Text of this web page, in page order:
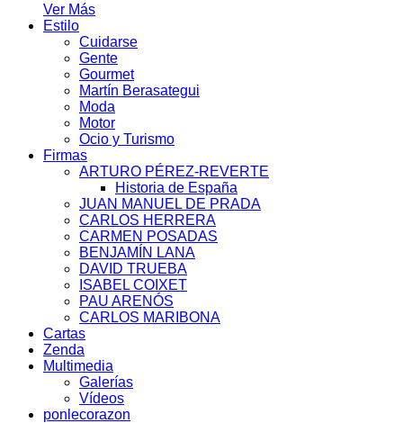
Ver Más
Estilo
Cuidarse
Gente
Gourmet
Martín Berasategui
Moda
Motor
Ocio y Turismo
Firmas
ARTURO PÉREZ-REVERTE
Historia de España
JUAN MANUEL DE PRADA
CARLOS HERRERA
CARMEN POSADAS
BENJAMÍN LANA
DAVID TRUEBA
ISABEL COIXET
PAU ARENÓS
CARLOS MARIBONA
Cartas
Zenda
Multimedia
Galerías
Vídeos
ponlecorazon